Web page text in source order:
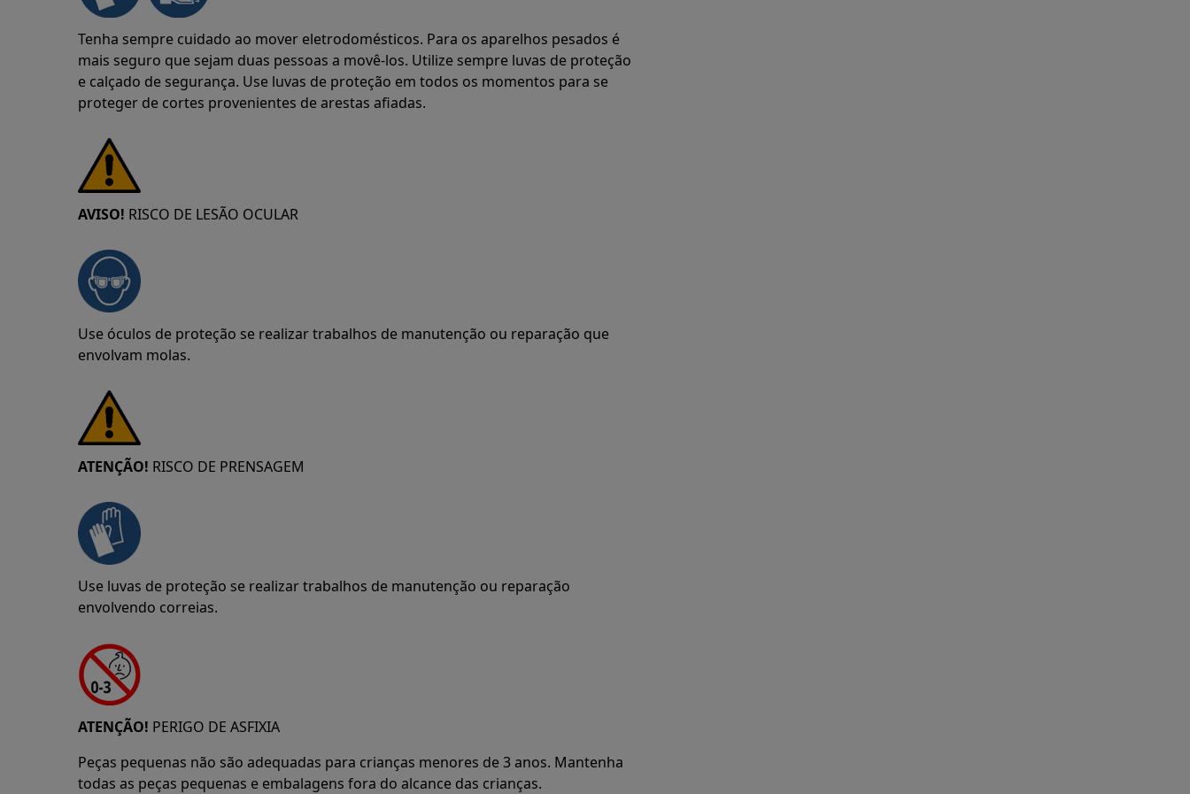
Tenha sempre cuidado ao mover eletrodomésticos. Para os aparelhos pesados é
mais seguro que sejam duas pessoas a movê-los. Utilize sempre luvas de proteção
e calçado de segurança. Use luvas de proteção em todos os momentos para se
proteger de cortes provenientes de arestas afiadas.
AVISO! RISCO DE LESÃO OCULAR
Use óculos de proteção se realizar trabalhos de manutenção ou reparação que
envolvam molas.
ATENÇÃO! RISCO DE PRENSAGEM
Use luvas de proteção se realizar trabalhos de manutenção ou reparação
envolvendo correias.
ATENÇÃO! PERIGO DE ASFIXIA
Peças pequenas não são adequadas para crianças menores de 3 anos. Mantenha
todas as peças pequenas e embalagens fora do alcance das crianças.